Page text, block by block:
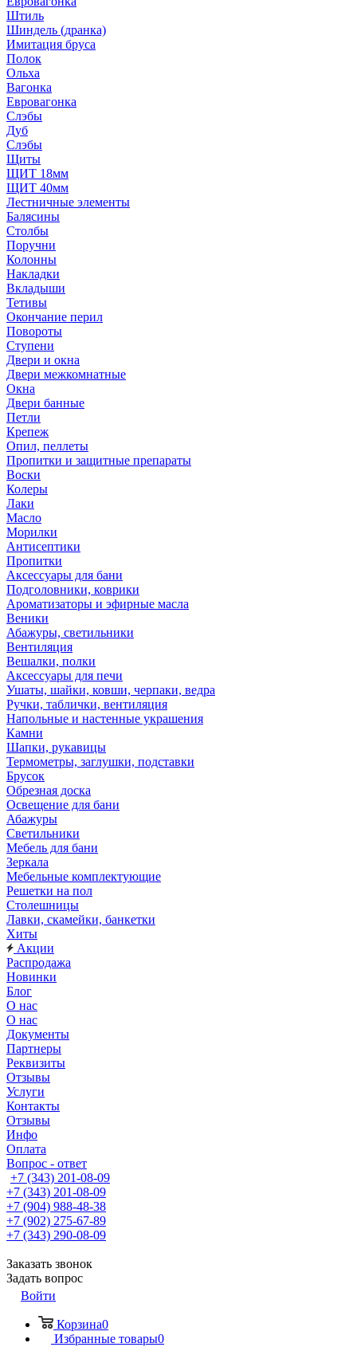
Штиль
Шиндель (дранка)
Имитация бруса
Полок
Ольха
Вагонка
Евровагонка
Слэбы
Дуб
Слэбы
Щиты
ЩИТ 18мм
ЩИТ 40мм
Лестничные элементы
Балясины
Столбы
Поручни
Колонны
Накладки
Вкладыши
Тетивы
Окончание перил
Повороты
Ступени
Двери и окна
Двери межкомнатные
Окна
Двери банные
Петли
Крепеж
Опил, пеллеты
Пропитки и защитные препараты
Воски
Колеры
Лаки
Масло
Морилки
Антисептики
Пропитки
Аксессуары для бани
Подголовники, коврики
Ароматизаторы и эфирные масла
Веники
Абажуры, светильники
Вентиляция
Вешалки, полки
Аксессуары для печи
Ушаты, шайки, ковши, черпаки, ведра
Ручки, таблички, вентиляция
Напольные и настенные украшения
Камни
Шапки, рукавицы
Термометры, заглушки, подставки
Брусок
Обрезная доска
Освещение для бани
Абажуры
Светильники
Мебель для бани
Зеркала
Мебельные комплектующие
Решетки на пол
Столешницы
Лавки, скамейки, банкетки
Хиты
Акции
Распродажа
Новинки
Блог
О нас
О нас
Документы
Партнеры
Реквизиты
Отзывы
Услуги
Контакты
Отзывы
Инфо
Оплата
Вопрос - ответ
+7 (343) 201-08-09
+7 (343) 201-08-09
+7 (904) 988-48-38
+7 (902) 275-67-89
+7 (343) 290-08-09
Заказать звонок
Задать вопрос
Войти
Корзина0
Избранные товары0